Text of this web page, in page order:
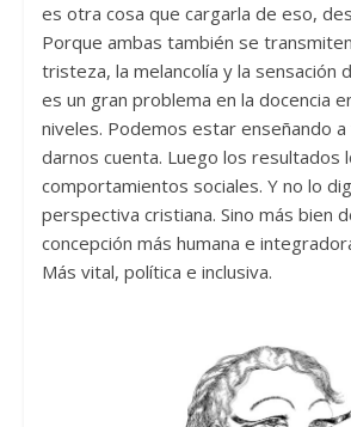
es otra cosa que cargarla de eso,
Porque ambas también se
tristeza, la melancolía y la sensación
es un gran problema en la docencia
niveles. Podemos estar enseñando a
darnos cuenta. Luego los resultados
comportamientos sociales. Y no lo
perspectiva cristiana. Sino más bien
concepción más humana e
Más vital, política e inclusiva.